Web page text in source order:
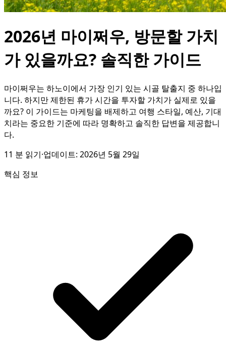
2026년 마이쩌우, 방문할 가치
가 있을까요? 솔직한 가이드
마이쩌우는 하노이에서 가장 인기 있는 시골 탈출지 중 하나입
니다. 하지만 제한된 휴가 시간을 투자할 가치가 실제로 있을
까요? 이 가이드는 마케팅을 배제하고 여행 스타일, 예산, 기대
치라는 중요한 기준에 따라 명확하고 솔직한 답변을 제공합니
다.
11 분 읽기·업데이트: 2026년 5월 29일
핵심 정보